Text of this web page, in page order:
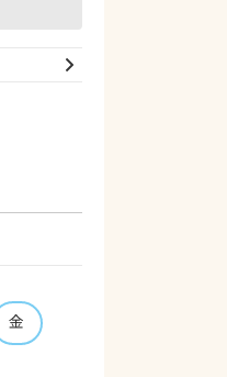
金